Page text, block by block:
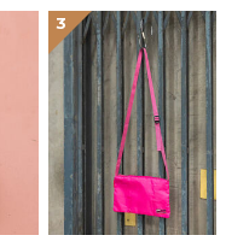
3